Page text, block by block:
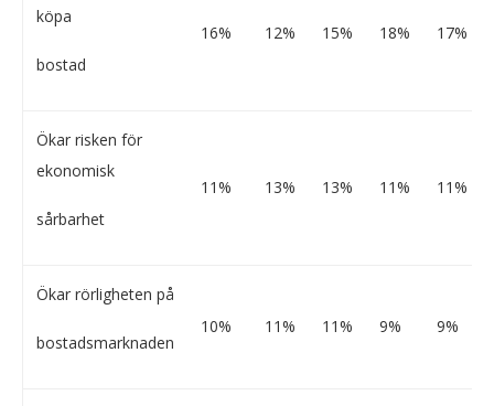
köpa
bostad
16% 12% 15% 18% 17%
Ökar risken för
ekonomisk
sårbarhet
11% 13% 13% 11% 11%
Ökar rörligheten på
bostadsmarknaden
10% 11% 11% 9% 9%